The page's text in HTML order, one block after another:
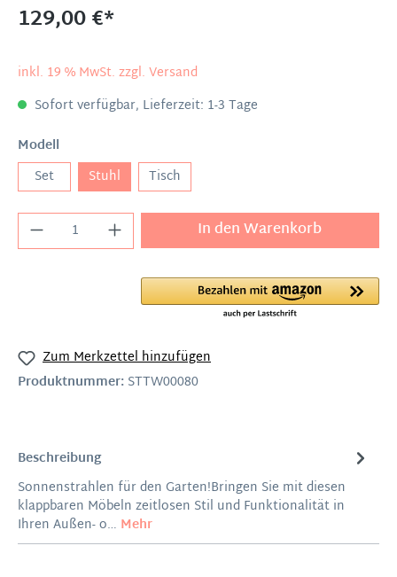
129,00 €*
inkl. 19 % MwSt. zzgl. Versand
Sofort verfügbar, Lieferzeit: 1-3 Tage
Modell
Set
Stuhl Tisch
In den Warenkorb
Zum Merkzettel hinzufügen
Produktnummer: STTW00080
Beschreibung
Sonnenstrahlen für den Garten!Bringen Sie mit diesen
klappbaren Möbeln zeitlosen Stil und Funktionalität in
Ihren Außen- o… Mehr